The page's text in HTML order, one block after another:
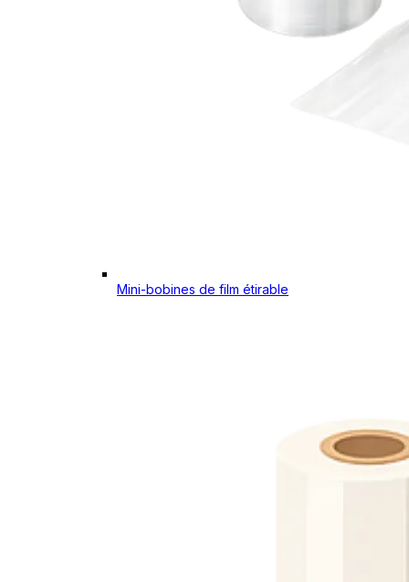
Mini-bobines de film étirable